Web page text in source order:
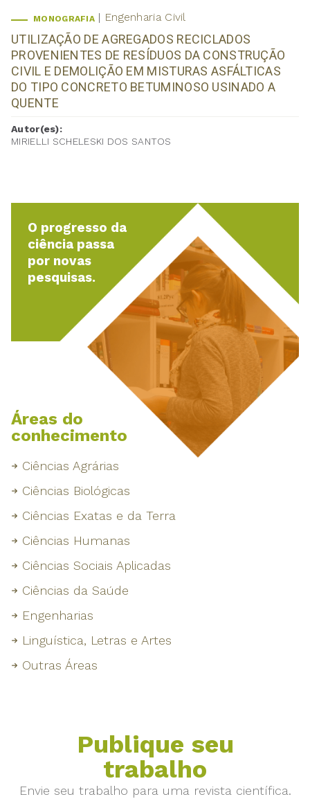
MONOGRAFIA Engenharia Civil
UTILIZAÇÃO DE AGREGADOS RECICLADOS
PROVENIENTES DE RESÍDUOS DA CONSTRUÇÃO
CIVIL E DEMOLIÇÃO EM MISTURAS ASFÁLTICAS
DO TIPO CONCRETO BETUMINOSO USINADO A
QUENTE
Autor(es):
MIRIELLI SCHELESKI DOS SANTOS
O progresso da
ciência passa
por novas
pesquisas.
Áreas do
conhecimento
Ciências Agrárias
Ciências Biológicas
Ciências Exatas e da Terra
Ciências Humanas
Ciências Sociais Aplicadas
Ciências da Saúde
Engenharias
Linguística, Letras e Artes
Outras Áreas
Publique seu
trabalho
Envie seu trabalho para uma revista científica.